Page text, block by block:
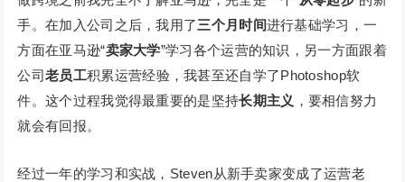
手。在加入公司之后，我用了三个月时间进行基础学习，一
方面在亚马逊“卖家大学”学习各个运营的知识，另一方面跟着
公司老员工积累运营经验，我甚至还自学了Photoshop软
件。这个过程我觉得最重要的是坚持长期主义 ，要相信努力
就会有回报。
经过一年的学习和实战，Steven从新手卖家变成了运营老